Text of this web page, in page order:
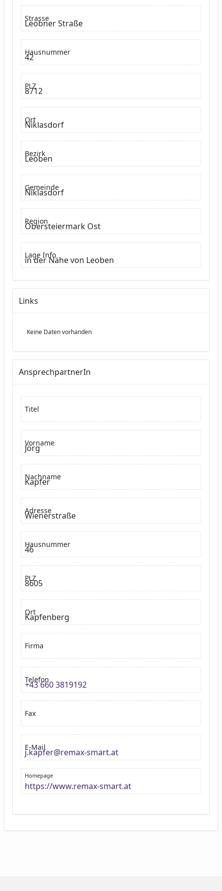
Strasse
Leobner Straße
Hausnummer
42
PLZ
8712
Ort
Niklasdorf
Bezirk
Leoben
Gemeinde
Niklasdorf
Region
Obersteiermark Ost
Lage Info
in der Nähe von Leoben
Links
Keine Daten vorhanden
AnsprechpartnerIn
Titel
Vorname
Jörg
Nachname
Kapfer
Adresse
Wienerstraße
Hausnummer
46
PLZ
8605
Ort
Kapfenberg
Firma
Telefon
+43 660 3819192
Fax
E-Mail
j.kapfer@remax-smart.at
Homepage
https://www.remax-smart.at